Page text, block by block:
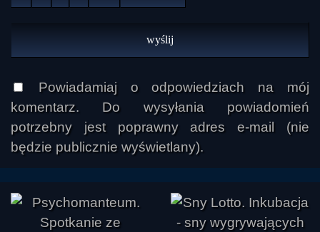
Powiadamiaj o odpowiedziach na mój
komentarz. Do wysyłania powiadomień
potrzebny jest poprawny adres e-mail (nie
będzie publicznie wyświetlany).